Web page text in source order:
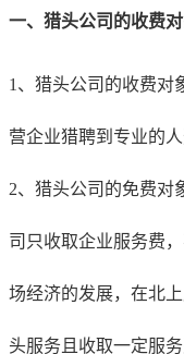
一、猎头公司的收费对
1、猎头公司的收费对
营企业猎聘到专业的
2、猎头公司的免费对
司只收取企业服务费
场经济的发展，在北
头服务且收取一定服